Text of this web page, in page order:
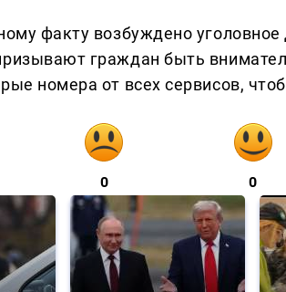
факту возбуждено
граждан быть
номера от всех сервисов,
0 0